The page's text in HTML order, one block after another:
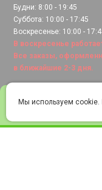
Войти
Будни: 8:00 - 19:45
Суббота: 10:00 - 17:45
Воскресенье: 10:00 -
В воскресенье
Все заказы,
в ближайшие 2-3 дня.
Мы используем cookie.